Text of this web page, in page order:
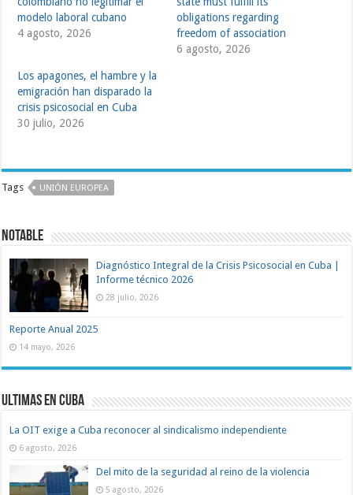
modelo laboral cubano
4 agosto, 2026
obligations regarding
freedom of association
6 agosto, 2026
Los apagones, el hambre y la
emigración han disparado la
crisis psicosocial en Cuba
30 julio, 2026
Tags UNIÓN EUROPEA
Notable
Diagnóstico Integral de la Crisis Psicosocial en Cuba |
Informe técnico 2026
28 julio, 2026
Reporte Anual 2025
14 mayo, 2026
Ultimas en Cuba
La OIT exige a Cuba reconocer al sindicalismo independiente
6 agosto, 2026
Del mito de la seguridad al reino de la violencia
5 agosto, 2026